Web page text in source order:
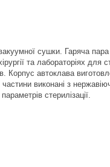
сушки. Гаряча пара
та лабораторіях для
автоклава
виконані з
стерилізації.